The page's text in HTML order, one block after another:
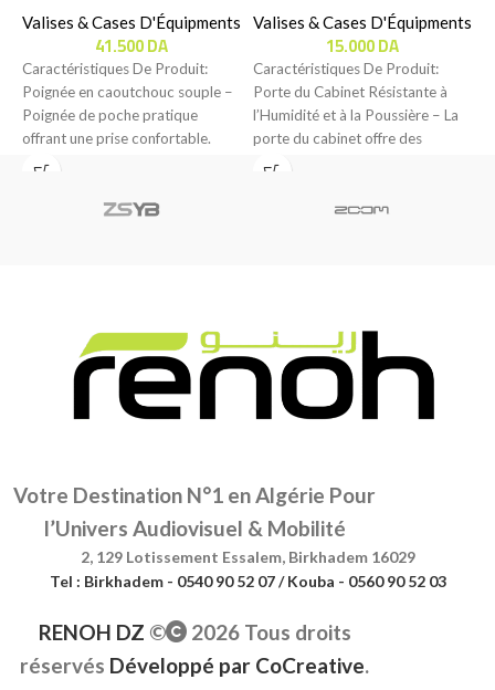
Valises & Cases D'Équipments
41.500DA
Caractéristiques De Produit:
Poignée en caoutchouc souple –
Poignée de poche pratique
offrant une prise confortable.
Robuste, durable et pliable
Valises & Cases D'Équipments
15.000DA
Caractéristiques De Produit:
Porte du Cabinet Résistante à
l’Humidité et à la Poussière – La
porte du cabinet offre des
Votre Destination N°1 en Algérie Pour
l’Univers Audiovisuel & Mobilité
2, 129 Lotissement Essalem, Birkhadem 16029
Tel : Birkhadem - 0540 90 52 07 / Kouba - 0560 90 52 03
RENOH DZ ©
2026 Tous droits
réservés Développé par CoCreative.